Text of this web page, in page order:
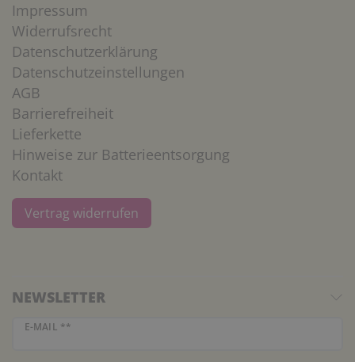
Impressum
Widerrufsrecht
Datenschutzerklärung
Datenschutzeinstellungen
AGB
Barrierefreiheit
Lieferkette
Hinweise zur Batterieentsorgung
Kontakt
Vertrag widerrufen
NEWSLETTER
E-MAIL **
Newsletter Honig